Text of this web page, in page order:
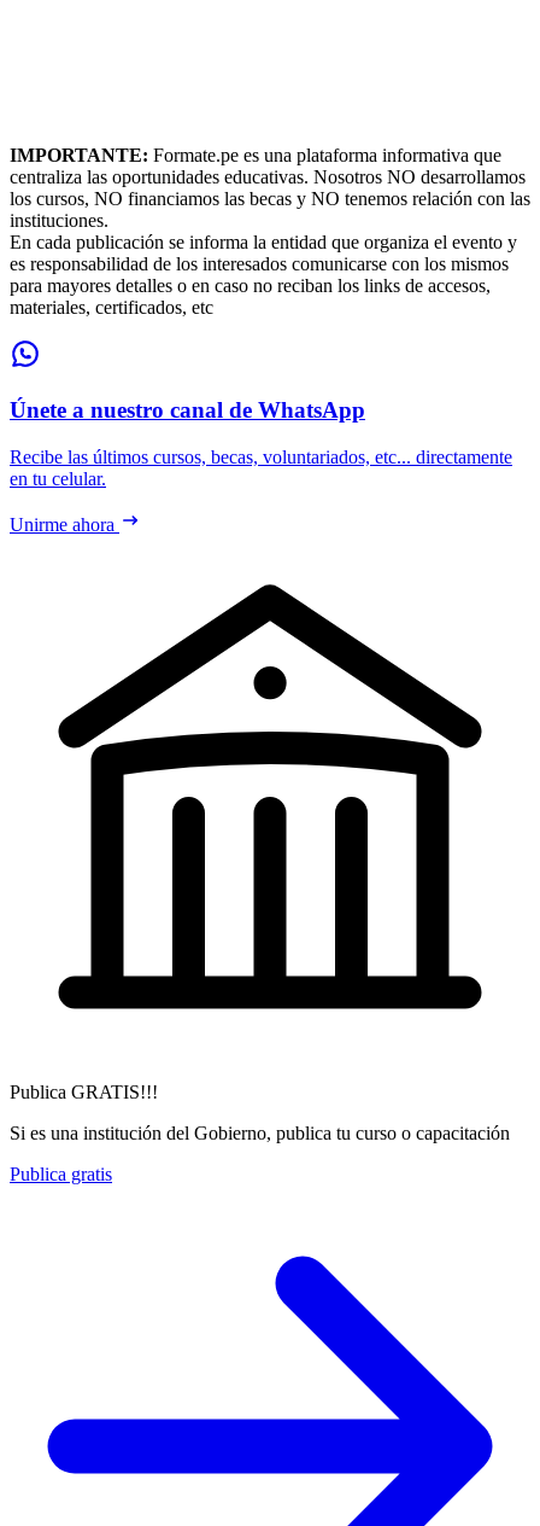
IMPORTANTE: Formate.pe es una plataforma informativa que
centraliza las oportunidades educativas. Nosotros NO desarrollamos
los cursos, NO financiamos las becas y NO tenemos relación con las
instituciones.
En cada publicación se informa la entidad que organiza el evento y
es responsabilidad de los interesados comunicarse con los mismos
para mayores detalles o en caso no reciban los links de accesos,
materiales, certificados, etc
Únete a nuestro canal de WhatsApp
Recibe las últimos cursos, becas, voluntariados, etc... directamente
en tu celular.
Unirme ahora
Publica GRATIS!!!
Si es una institución del Gobierno, publica tu curso o capacitación
Publica gratis